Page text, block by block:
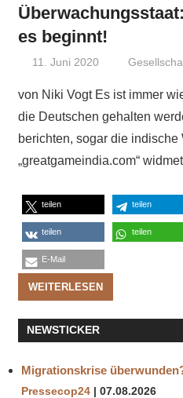
es beginnt!
11. Juni 2020 Niki Vogt
von Niki Vogt Es ist immer
die Deutschen gehalten
berichten, sogar die indische
„greatgameindia.com“
teilen teilen
teilen teilen
E-Mail
WEITERLESEN
NEWSTICKER
Migrationskrise
Pressecop24 07.08.2026